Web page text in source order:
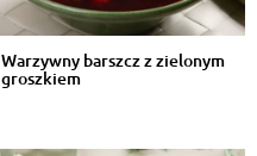
Warzywny barszcz z zielonym
groszkiem